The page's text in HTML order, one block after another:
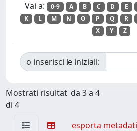
Vai a: 0-9 A B C D E
K
L M N O P Q R
X
Y Z
o inserisci le iniziali:
Mostrati risultati da 3 a 4
di 4
esporta metadati